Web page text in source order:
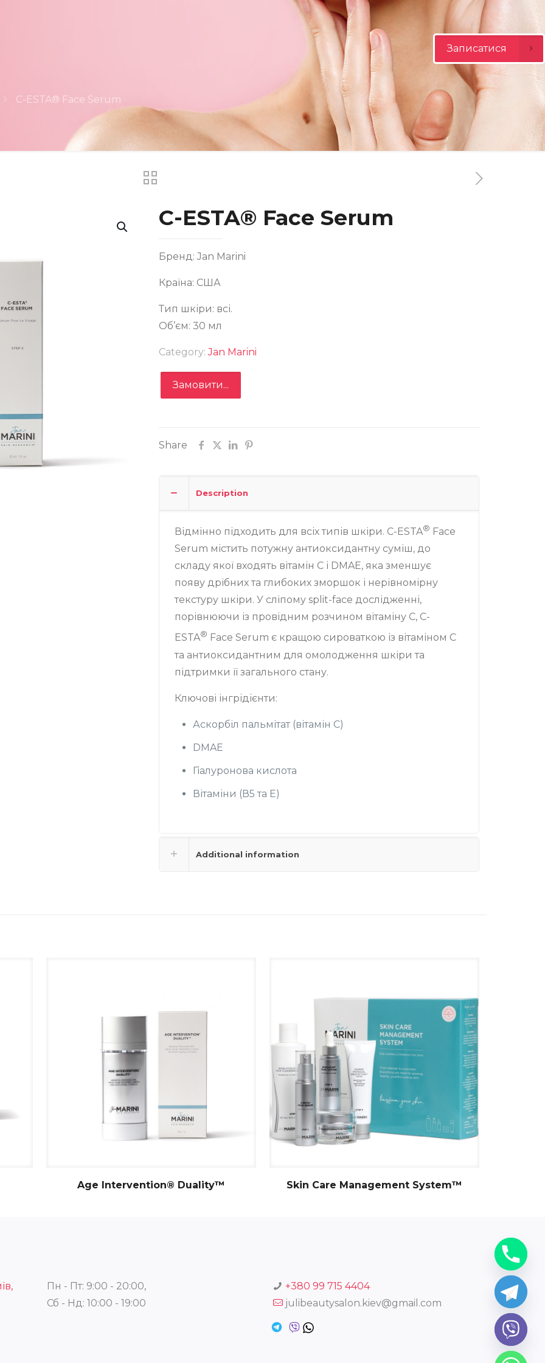
C-ESTA® Face Serum
C-ESTA® Face Serum
Бренд: Jan Marini
Країна: США
Тип шкіри: всі.
Об’єм: 30 мл
Category:Jan Marini
Замовити...
Share
Description
Відмінно підходить для всіх типів шкіри. C-ESTA® Face
Serum містить потужну антиоксидантну суміш, до
складу якої входять вітамін С і DMAE, яка зменшує
появу дрібних та глибоких зморшок і нерівномірну
текстуру шкіри. У сліпому split-face дослідженні,
порівнюючи із провідним розчином вітаміну С, C-
ESTA® Face Serum є кращою сироваткою із вітаміном С
та антиоксидантним для омолодження шкіри та
підтримки її загального стану.
Ключові інгрідієнти:
Аскорбіл пальмітат (вітамін С)
DMAE
Гіалуронова кислота
Вітаміни (В5 та Е)
Additional information
Age Intervention® Duality™ Skin Care Management System™
Пн - Пт: 9:00 - 20:00,
Сб - Нд: 10:00 - 19:00
+380 99 715 4404
julibeautysalon.kiev@gmail.com
Записатися